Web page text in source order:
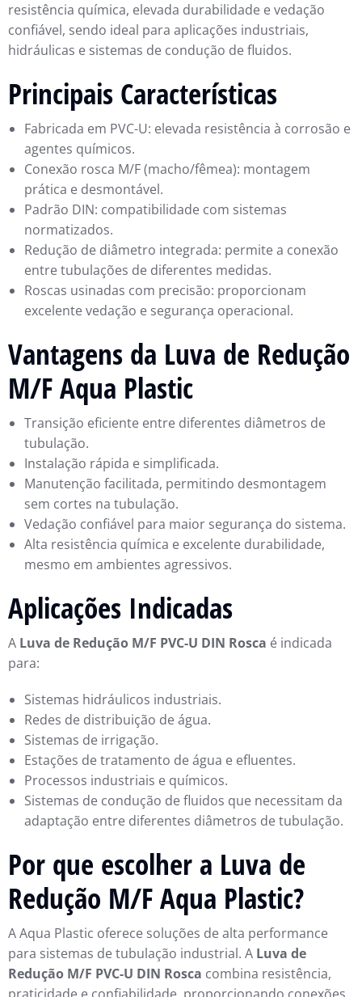
resistência química, elevada durabilidade e vedação
confiável, sendo ideal para aplicações industriais,
hidráulicas e sistemas de condução de fluidos.
Principais Características
Fabricada em PVC-U: elevada resistência à corrosão e
agentes químicos.
Conexão rosca M/F (macho/fêmea): montagem
prática e desmontável.
Padrão DIN: compatibilidade com sistemas
normatizados.
Redução de diâmetro integrada: permite a conexão
entre tubulações de diferentes medidas.
Roscas usinadas com precisão: proporcionam
excelente vedação e segurança operacional.
Vantagens da Luva de Redução
M/F Aqua Plastic
Transição eficiente entre diferentes diâmetros de
tubulação.
Instalação rápida e simplificada.
Manutenção facilitada, permitindo desmontagem
sem cortes na tubulação.
Vedação confiável para maior segurança do sistema.
Alta resistência química e excelente durabilidade,
mesmo em ambientes agressivos.
Aplicações Indicadas
A Luva de Redução M/F PVC-U DIN Rosca é indicada
para:
Sistemas hidráulicos industriais.
Redes de distribuição de água.
Sistemas de irrigação.
Estações de tratamento de água e efluentes.
Processos industriais e químicos.
Sistemas de condução de fluidos que necessitam da
adaptação entre diferentes diâmetros de tubulação.
Por que escolher a Luva de
Redução M/F Aqua Plastic?
A Aqua Plastic oferece soluções de alta performance
para sistemas de tubulação industrial. A Luva de
Redução M/F PVC-U DIN Rosca combina resistência,